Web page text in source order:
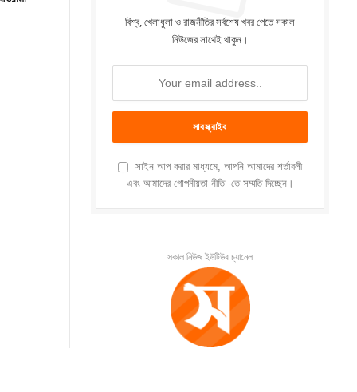
বিশ্ব, খেলাধুলা ও রাজনীতির সর্বশেষ খবর পেতে সকাল
নিউজের সাথেই থাকুন।
সাইন আপ করার মাধ্যমে, আপনি আমাদের শর্তাবলী
এবং আমাদের গোপনীয়তা নীতি -তে সম্মতি দিচ্ছেন।
সকাল নিউজ ইউটিউব চ্যানেল